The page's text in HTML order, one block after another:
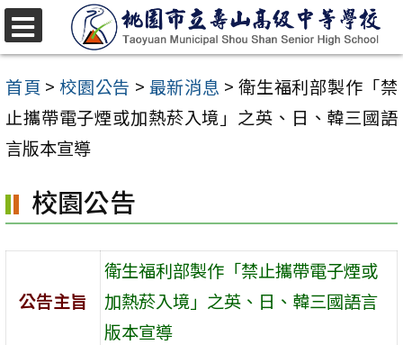
跳
至
主
要
內
區
首頁 > 校園公告 > 最新消息 > 衛生福利部製作「禁
止攜帶電子煙或加熱菸入境」之英、日、韓三國語
言版本宣導
校園公告
公告主旨
衛生福利部製作「禁止攜帶電子煙或
加熱菸入境」之英、日、韓三國語言
版本宣導
選
單